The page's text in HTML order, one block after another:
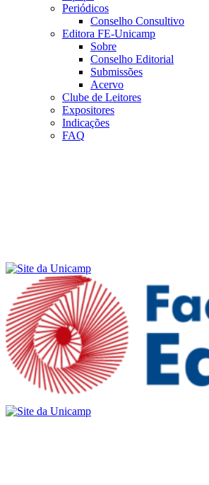
Periódicos
Conselho Consultivo
Editora FE-Unicamp
Sobre
Conselho Editorial
Submissões
Acervo
Clube de Leitores
Expositores
Indicações
FAQ